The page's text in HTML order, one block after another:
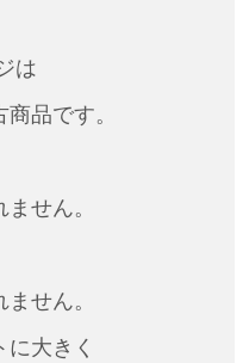
は
品です。
せん。
せん。
大きく